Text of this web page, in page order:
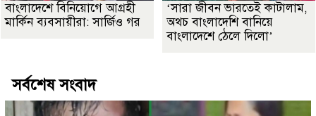
বাংলাদেশে বিনিয়োগে আগ্রহী
মার্কিন ব্যবসায়ীরা: সার্জিও গর
‘সারা জীবন ভারতেই কাটালাম,
অথচ বাংলাদেশি বানিয়ে
বাংলাদেশে ঠেলে দিলো’
সর্বশেষ সংবাদ